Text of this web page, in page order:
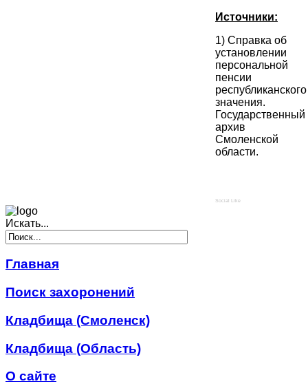
Источники:
1) Справка об
установлении
персональной
пенсии
республиканского
значения.
Государственный
архив
Смоленской
области.
Social Like
Искать...
Главная
Поиск захоронений
Кладбища (Смоленск)
Кладбища (Область)
О сайте